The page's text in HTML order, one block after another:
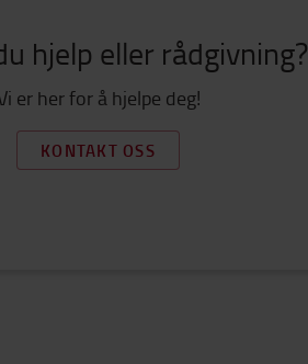
hjelp eller rådgivning?
er her for å hjelpe deg!
KONTAKT OSS